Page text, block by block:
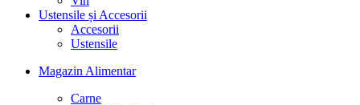
Ustensile și Accesorii
Accesorii
Ustensile
Magazin Alimentar
Carne